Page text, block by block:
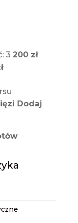
3 200 zł
Dodaj